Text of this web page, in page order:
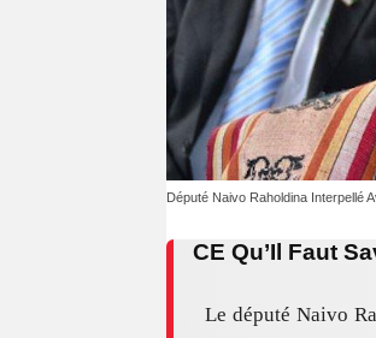
Député Naivo Raholdina Interpellé
CE Qu’Il Faut
Le député Naivo